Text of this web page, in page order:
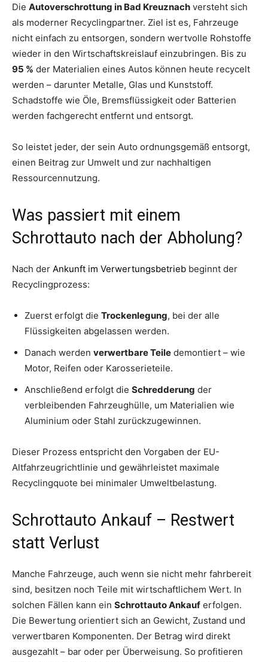
Die Autoverschrottung in Bad Kreuznach versteht sich
als moderner Recyclingpartner. Ziel ist es, Fahrzeuge
nicht einfach zu entsorgen, sondern wertvolle Rohstoffe
wieder in den Wirtschaftskreislauf einzubringen. Bis zu
95 % der Materialien eines Autos können heute recycelt
werden – darunter Metalle, Glas und Kunststoff.
Schadstoffe wie Öle, Bremsflüssigkeit oder Batterien
werden fachgerecht entfernt und entsorgt.
So leistet jeder, der sein Auto ordnungsgemäß entsorgt,
einen Beitrag zur Umwelt und zur nachhaltigen
Ressourcennutzung.
Was passiert mit einem
Schrottauto nach der Abholung?
Nach der Ankunft im Verwertungsbetrieb beginnt der
Recyclingprozess:
Zuerst erfolgt die Trockenlegung, bei der alle
Flüssigkeiten abgelassen werden.
Danach werden verwertbare Teile demontiert – wie
Motor, Reifen oder Karosserieteile.
Anschließend erfolgt die Schredderung der
verbleibenden Fahrzeughülle, um Materialien wie
Aluminium oder Stahl zurückzugewinnen.
Dieser Prozess entspricht den Vorgaben der EU-
Altfahrzeugrichtlinie und gewährleistet maximale
Recyclingquote bei minimaler Umweltbelastung.
Schrottauto Ankauf – Restwert
statt Verlust
Manche Fahrzeuge, auch wenn sie nicht mehr fahrbereit
sind, besitzen noch Teile mit wirtschaftlichem Wert. In
solchen Fällen kann ein Schrottauto Ankauf erfolgen.
Die Bewertung orientiert sich an Gewicht, Zustand und
verwertbaren Komponenten. Der Betrag wird direkt
ausgezahlt – bar oder per Überweisung. So profitieren